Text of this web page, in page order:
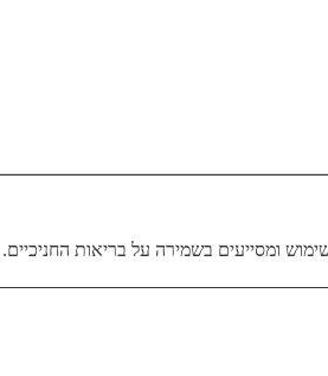
ומסייעים בשמירה על בריאות החניכיים.